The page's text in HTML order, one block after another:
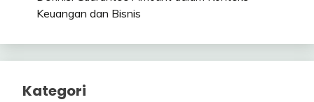
Keuangan dan Bisnis
Kategori